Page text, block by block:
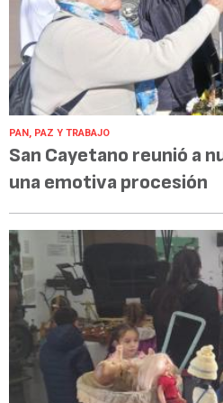
PAN, PAZ Y TRABAJO
San Cayetano reunió a
una emotiva procesión